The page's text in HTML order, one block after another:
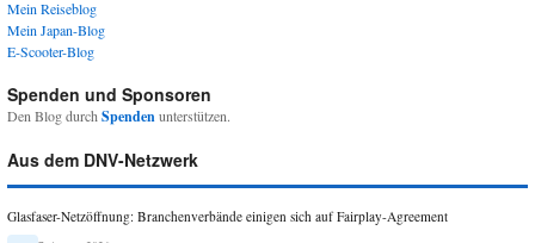
Mein Reiseblog
Mein Japan-Blog
E-Scooter-Blog
Spenden und Sponsoren
Den Blog durchSpendenunterstützen.
Aus dem DNV-Netzwerk
Glasfaser-Netzöffnung: Branchenverbände einigen sich auf Fairplay-Agreement